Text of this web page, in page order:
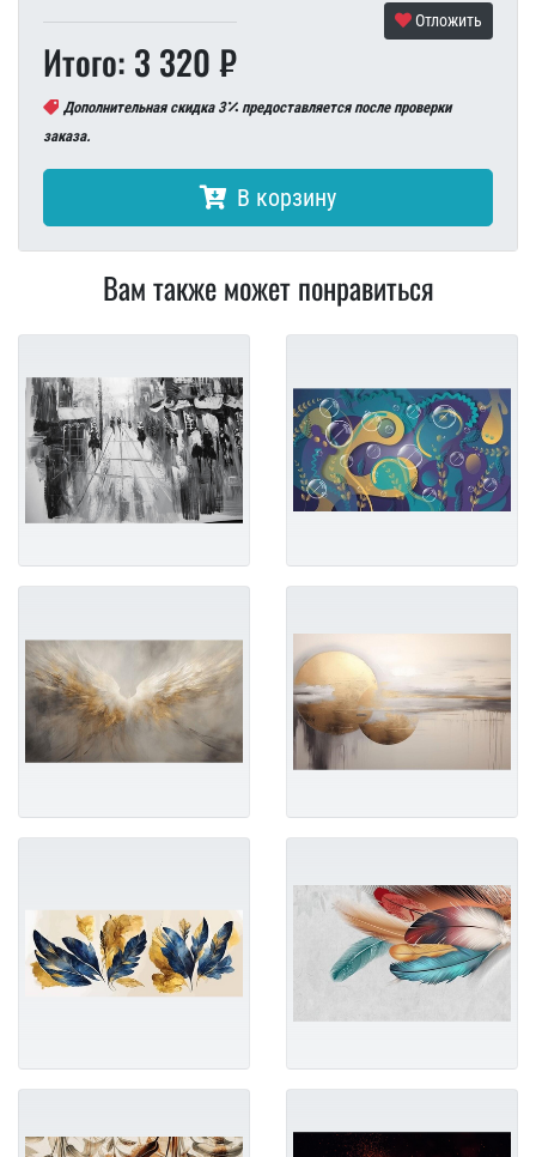
Итого: 3 320 ₽
Отложить
Дополнительная скидка 3
предоставляется после проверки
заказа.
В корзину
Вам также может понравиться